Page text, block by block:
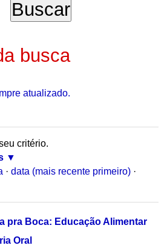
busca
atualizado.
critério.
· data (mais recente primeiro) ·
pra Boca: Educação Alimentar
Oral